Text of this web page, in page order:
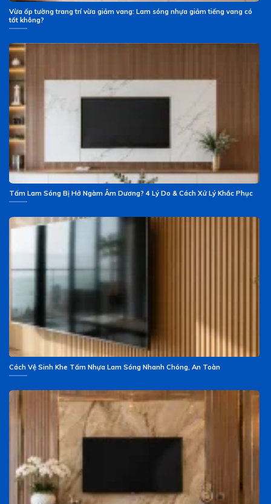
Vừa ốp tường trang trí vừa giảm vang: Lam sóng nhựa giảm tiếng vang có
tốt không?
Tấm Lam Sóng Bị Hở Ngàm Âm Dương? 4 Lý Do & Cách Xử Lý Khắc Phục
Cách Vệ Sinh Khe Tấm Nhựa Lam Sóng Nhanh Chóng, An Toàn